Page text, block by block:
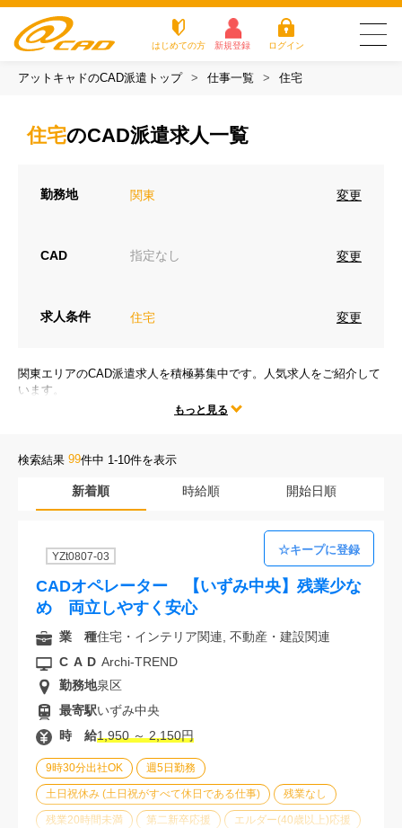
はじめての方 新規登録 ログイン
派遣がはじめての方
転職をご希望の方 企業のご担当者様
名古屋 0120-960-379 0120-978-186
電話受付：平日 9:15～19:00
方
探す
アットキャドのCAD派遣トップ 仕事一覧 住宅
住宅のCAD派遣求人一覧
勤務地 関東 変更
CAD 指定なし 変更
求人条件 住宅 変更
関東エリアのCAD派遣求人を積極募集中です。人気求人をご紹介して
います。
テレワークや時短勤務、残業なしなどの人気な働き方だけではなく、
もっと見る
検索結果 99件中 1-10件を表示
新着順 時給順 開始日順
YZt0807-03
CADオペレーター 【いずみ中央】残業少な
め 両立しやすく安心
9時30分出社OK 週5日勤務
土日祝休み (土日祝がすべて休日である仕事) 残業なし
残業20時間未満 第二新卒応援 エルダー(40歳以上)応援
業 種住宅・インテリア関連, 不動産・建設関連
CAD Archi-TREND
勤務地泉区
最寄駅いずみ中央
時 給1,950 ～ 2,150円